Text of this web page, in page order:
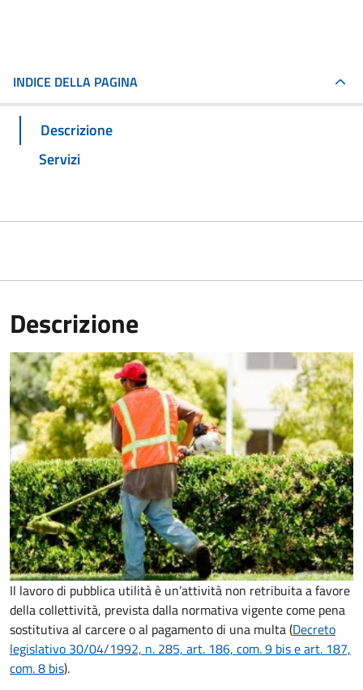
INDICE DELLA PAGINA
Descrizione
Servizi
Descrizione
Il lavoro di pubblica utilità è un’attività non retribuita a favore
della collettività, prevista dalla normativa vigente come pena
sostitutiva al carcere o al pagamento di una multa (Decreto
legislativo 30/04/1992, n. 285, art. 186, com. 9 bis e art. 187,
com. 8 bis).